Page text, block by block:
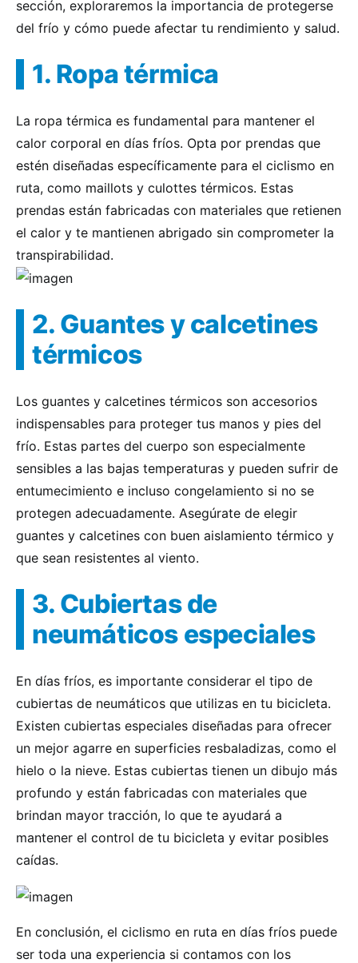
sección, exploraremos la importancia de protegerse
del frío y cómo puede afectar tu rendimiento y salud.
1. Ropa térmica
La ropa térmica es fundamental para mantener el
calor corporal en días fríos. Opta por prendas que
estén diseñadas específicamente para el ciclismo en
ruta, como maillots y culottes térmicos. Estas
prendas están fabricadas con materiales que retienen
el calor y te mantienen abrigado sin comprometer la
transpirabilidad.
2. Guantes y calcetines
térmicos
Los guantes y calcetines térmicos son accesorios
indispensables para proteger tus manos y pies del
frío. Estas partes del cuerpo son especialmente
sensibles a las bajas temperaturas y pueden sufrir de
entumecimiento e incluso congelamiento si no se
protegen adecuadamente. Asegúrate de elegir
guantes y calcetines con buen aislamiento térmico y
que sean resistentes al viento.
3. Cubiertas de
neumáticos especiales
En días fríos, es importante considerar el tipo de
cubiertas de neumáticos que utilizas en tu bicicleta.
Existen cubiertas especiales diseñadas para ofrecer
un mejor agarre en superficies resbaladizas, como el
hielo o la nieve. Estas cubiertas tienen un dibujo más
profundo y están fabricadas con materiales que
brindan mayor tracción, lo que te ayudará a
mantener el control de tu bicicleta y evitar posibles
caídas.
En conclusión, el ciclismo en ruta en días fríos puede
ser toda una experiencia si contamos con los